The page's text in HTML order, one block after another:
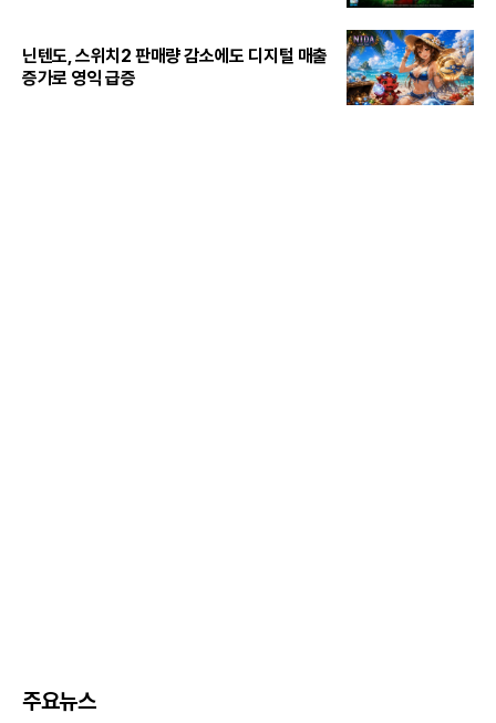
닌텐도, 스위치2 판매량 감소에도 디지털 매출
증가로 영익 급증
주요뉴스